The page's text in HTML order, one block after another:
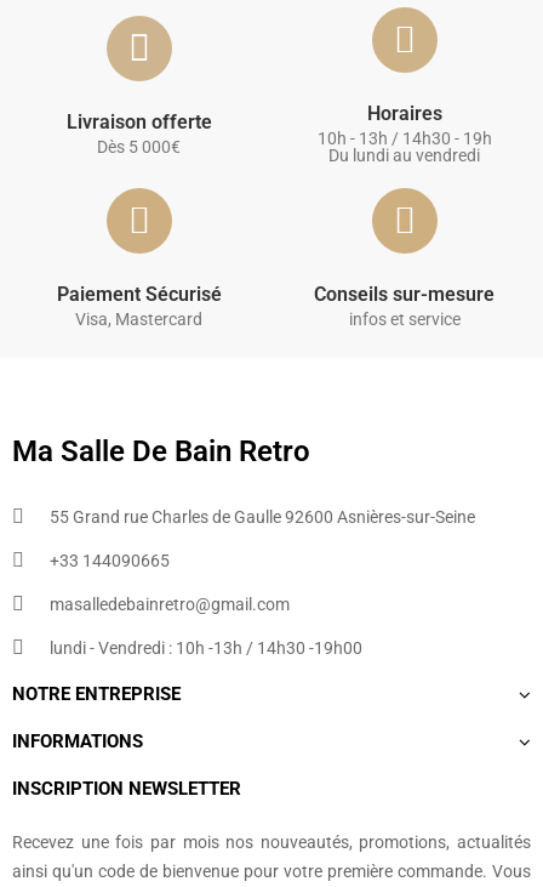
Livraison offerte
Dès 5 000€
Horaires
10h - 13h / 14h30 - 19h
Du lundi au vendredi
Paiement Sécurisé
Visa, Mastercard
Conseils sur-mesure
infos et service
Ma Salle De Bain Retro
55 Grand rue Charles de Gaulle 92600 Asnières-sur-Seine
+33 144090665​
masalledebainretro@gmail.com
lundi - Vendredi : 10h -13h / 14h30 -19h00
NOTRE ENTREPRISE
INFORMATIONS
INSCRIPTION NEWSLETTER
Recevez une fois par mois nos nouveautés, promotions, actualités
ainsi qu'un code de bienvenue pour votre première commande. Vous